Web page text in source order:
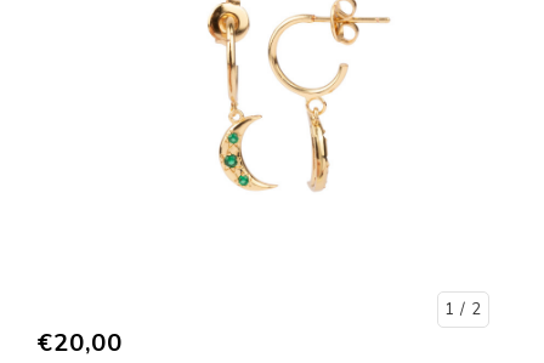
1 / 2
€20,00